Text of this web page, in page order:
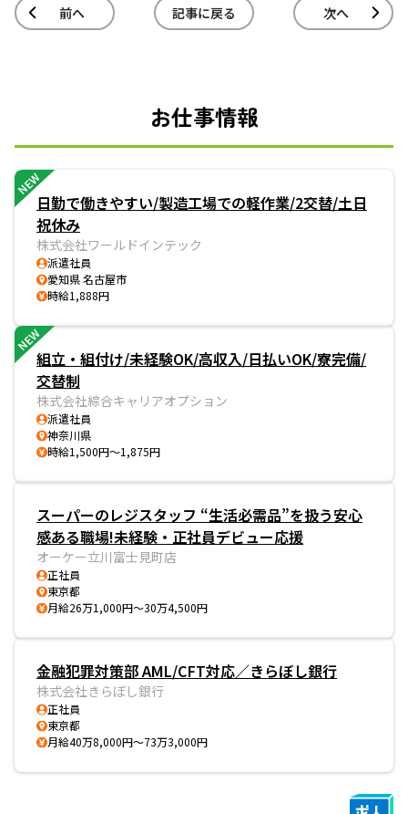
前へ 記事に戻る 次へ
お仕事情報
NEW
日勤で働きやすい/製造工場での軽作業/2交替/土日
祝休み
株式会社ワールドインテック
派遣社員
愛知県 名古屋市
時給1,888円
NEW
組立・組付け/未経験OK/高収入/日払いOK/寮完備/
交替制
株式会社綜合キャリアオプション
派遣社員
神奈川県
時給1,500円～1,875円
スーパーのレジスタッフ “生活必需品”を扱う安心
感ある職場!未経験・正社員デビュー応援
オーケー立川富士見町店
正社員
東京都
月給26万1,000円～30万4,500円
金融犯罪対策部 AML/CFT対応／きらぼし銀行
株式会社きらぼし銀行
正社員
東京都
月給40万8,000円～73万3,000円